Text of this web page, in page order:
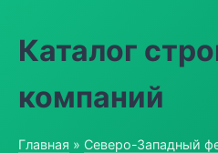
Каталог
компаний
Главная » Северо-Западный